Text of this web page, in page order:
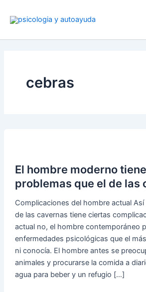
cebras
El hombre moderno
problemas que el de las
Complicaciones del hombre actual
de las cavernas tiene ciertas
actual no, el hombre contemporáneo
enfermedades psicológicas que el
ni conocía. El hombre antes se
animales y procurarse la comida a
agua para beber y un refugio […]